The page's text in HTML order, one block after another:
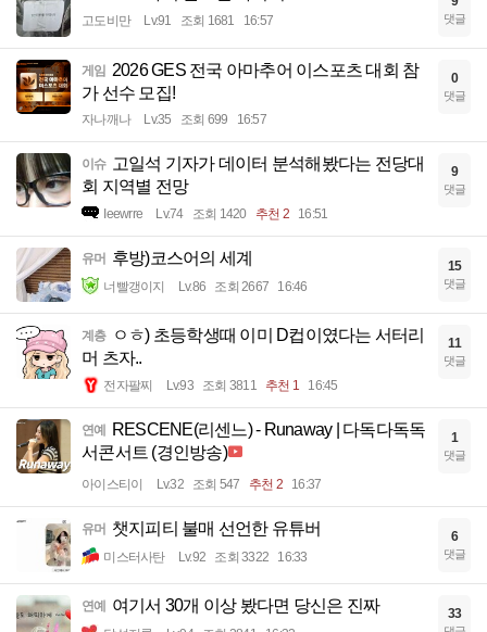
고도비만 Lv.91 조회 1681 16:57 댓글
게임
2026 GES 전국 아마추어 이스포츠 대회 참
가 선수 모집!
자나깨나 Lv.35 조회 699 16:57
0
댓글
이슈 고일석 기자가 데이터 분석해봤다는 전당대
회 지역별 전망
Ieewrre Lv.74 조회 1420 추천 2 16:51
9
댓글
유머 후방)코스어의 세계
너빨갱이지 Lv.86 조회 2667 16:46
15
댓글
계층
ㅇㅎ) 초등학생때 이미 D컵이였다는 서터리
머 츠자..
전자팔찌 Lv.93 조회 3811 추천 1 16:45
11
댓글
연예
RESCENE(리센느) - Runaway | 다독다독독
서콘서트 (경인방송)
아이스티이 Lv.32 조회 547 추천 2 16:37
1
댓글
유머 챗지피티 불매 선언한 유튜버
미스터사탄 Lv.92 조회 3322 16:33
6
댓글
연예 여기서 30개 이상 봤다면 당신은 진짜 33